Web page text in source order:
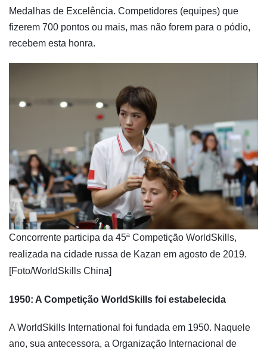
Medalhas de Excelência. Competidores (equipes) que
fizerem 700 pontos ou mais, mas não forem para o pódio,
recebem esta honra.
​Concorrente participa da 45ª Competição WorldSkills,
realizada na cidade russa de Kazan em agosto de 2019.
[Foto/WorldSkills China]
1950: A Competição WorldSkills foi estabelecida
A WorldSkills International foi fundada em 1950. Naquele
ano, sua antecessora, a Organização Internacional de